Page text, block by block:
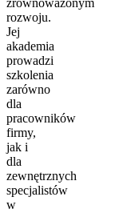
rozwoju.
Jej
akademia
prowadzi
szkolenia
zarówno
dla
pracowników
firmy,
jak i
dla
zewnętrznych
specjalistów
w